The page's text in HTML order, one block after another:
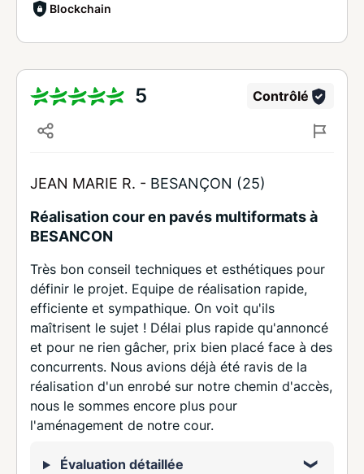
Blockchain
5 Contrôlé
JEAN MARIE R. - BESANÇON (25)
Réalisation cour en pavés multiformats à
BESANCON
Très bon conseil techniques et esthétiques pour
définir le projet. Equipe de réalisation rapide,
efficiente et sympathique. On voit qu'ils
maîtrisent le sujet ! Délai plus rapide qu'annoncé
et pour ne rien gâcher, prix bien placé face à des
concurrents. Nous avions déjà été ravis de la
réalisation d'un enrobé sur notre chemin d'accès,
nous le sommes encore plus pour
l'aménagement de notre cour.
Évaluation détaillée